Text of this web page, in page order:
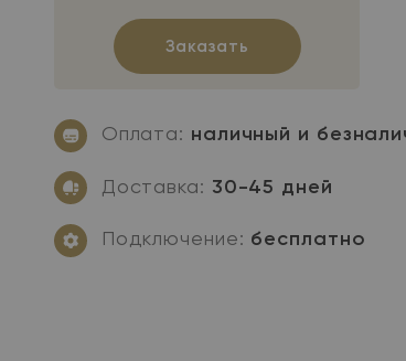
Заказать
Оплата: наличный и
Доставка: 30-45 дней
Подключение: бесплатно